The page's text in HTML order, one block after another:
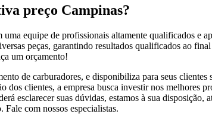
preço Campinas?
equipe de profissionais altamente qualificados e
peças, garantindo resultados qualificados ao
um orçamento!
de carburadores, e disponibiliza para seus
clientes, a empresa busca investir nos melhores
esclarecer suas dúvidas, estamos à sua
com nossos especialistas.